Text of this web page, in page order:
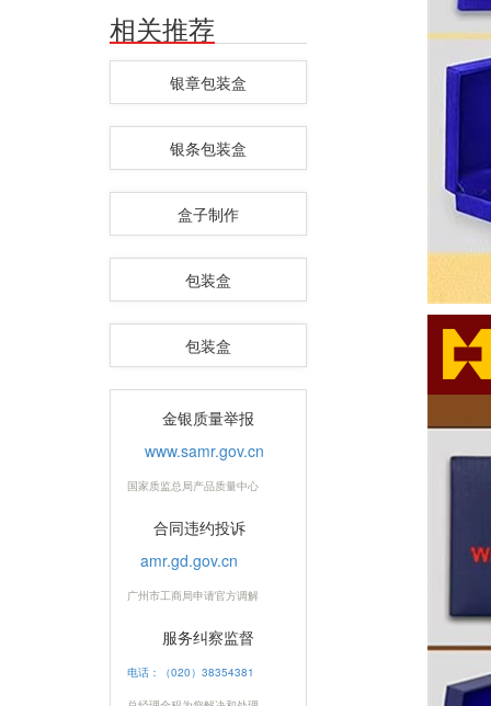
相关推荐
银章包装盒
银条包装盒
盒子制作
包装盒
包装盒
金银质量举报
www.samr.gov.cn
国家质监总局产品质量中心
合同违约投诉
amr.gd.gov.cn
广州市工商局申请官方调解
服务纠察监督
电话：（020）38354381